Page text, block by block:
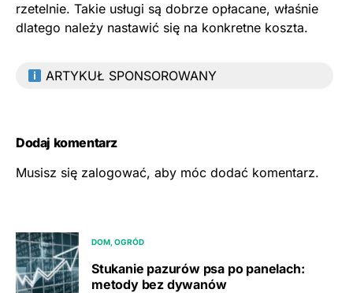
rzetelnie. Takie usługi są dobrze opłacane, właśnie
dlatego należy nastawić się na konkretne koszta.
ARTYKUŁ SPONSOROWANY
Dodaj komentarz
Musisz się zalogować, aby móc dodać komentarz.
DOM, OGRÓD
Stukanie pazurów psa po panelach:
metody bez dywanów